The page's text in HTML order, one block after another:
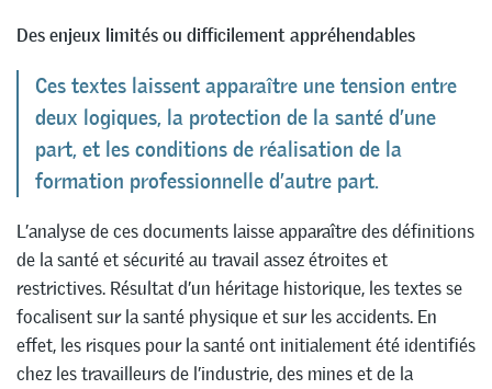
Des enjeux limités ou difficilement appréhendables
Ces textes laissent apparaître une tension entre
deux logiques, la protection de la santé d’une
part, et les conditions de réalisation de la
formation professionnelle d’autre part.
L’analyse de ces documents laisse apparaître des définitions
de la santé et sécurité au travail assez étroites et
restrictives. Résultat d’un héritage historique, les textes se
focalisent sur la santé physique et sur les accidents. En
effet, les risques pour la santé ont initialement été identifiés
chez les travailleurs de l’industrie, des mines et de la